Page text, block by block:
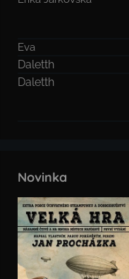
Eva
Daletth
Daletth
Novinka